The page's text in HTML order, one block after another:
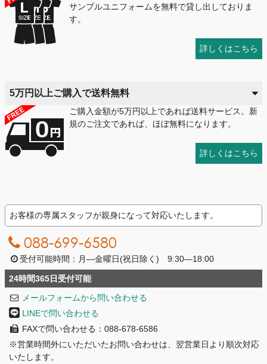
サンプルユニフォームを無料で貸し出しておりま
す。
詳しくはこちら
5万円以上ご購入で送料無料
ご購入金額が5万円以上であれば送料サービス。新
規のご注文であれば、ほぼ無料になります。
詳しくはこちら
お客様の専属スタッフが親身になって対応いたします。
088-699-6580
受付可能時間：月―金曜日(祝日除く) 9:30―18:00
24時間365日受付可能
メールフォームから問い合わせる
LINEで問い合わせる
FAXで問い合わせる：088-678-6586
※営業時間外にいただいたお問い合わせは、翌営業日より順次対応
いたします。